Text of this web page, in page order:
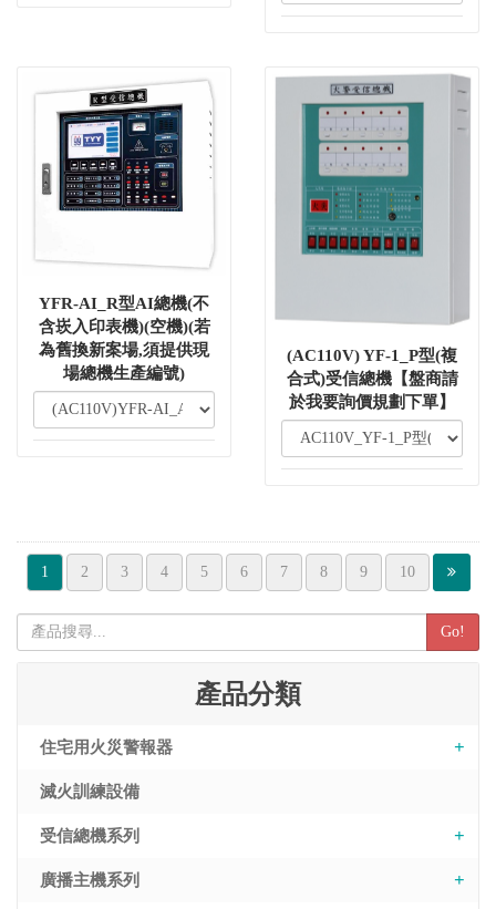
Go!
產品分類
住宅用火災警報器
滅火訓練設備
受信總機系列
廣播主機系列
YFR-AI_R型AI總機(不
含崁入印表機)(空機)(若
為舊換新案場,須提供現
場總機生產編號)
(AC110V) YF-1_P型(複
合式)受信總機【盤商請
於我要詢價規劃下單】
1 2 3 4 5 6 7 8 9 10